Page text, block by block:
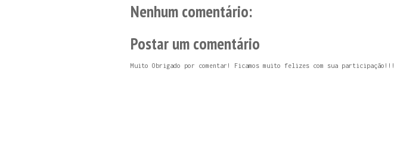
Nenhum comentário:
Postar um comentário
Muito Obrigado por comentar! Ficamos muito felizes com sua participação!!!